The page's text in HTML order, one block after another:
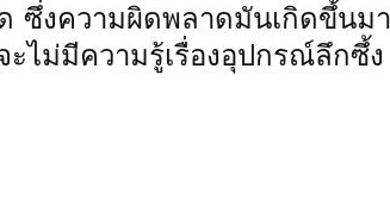
ซึ่งความผิดพลาดมันเกิดขึ้นม
ไม่มีความรู้เรื่องอุปกรณ์ลึกซึ้